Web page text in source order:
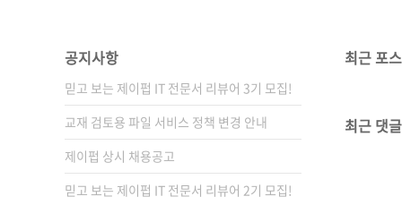
공지사항
믿고 보는 제이펍 IT 전문서 리뷰어 3기 모집!
교재 검토용 파일 서비스 정책 변경 안내
제이펍 상시 채용공고
믿고 보는 제이펍 IT 전문서 리뷰어 2기 모집!
최근 포
최근 댓글